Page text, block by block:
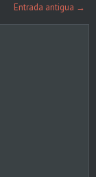
Entrada antigua →